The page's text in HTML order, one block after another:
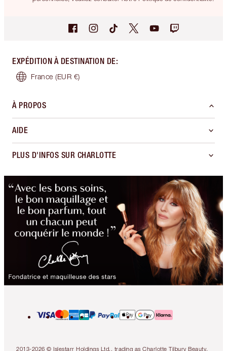
EXPÉDITION À DESTINATION DE:
France (EUR €)
À PROPOS
AIDE
PLUS D'INFOS SUR CHARLOTTE
2013-2026 © Islestarr Holdings Ltd., trading as Charlotte Tilbury Beauty.